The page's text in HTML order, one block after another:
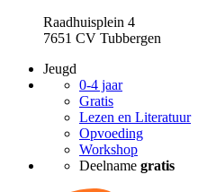
Raadhuisplein 4
7651 CV Tubbergen
Jeugd
0-4 jaar
Gratis
Lezen en Literatuur
Opvoeding
Workshop
Deelname gratis